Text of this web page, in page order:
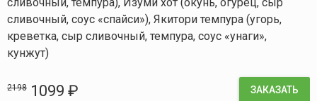
сливочный, соус «спайси»), Якитори темпура (угорь,
креветка, сыр сливочный, темпура, соус «унаги»,
кунжут)
2198 1099 ₽ ЗАКАЗАТЬ